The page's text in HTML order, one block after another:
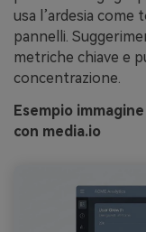
usa l’ardesia come
pannelli.
metriche chiave e
concentrazione.
Esempio
con media.io